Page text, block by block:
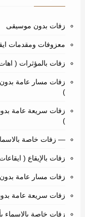
زفات بدون موسيقى
معزوفات ومقدمات
زفات بالمؤثرات (
زفات مسار عامة
)
زفات سريعة عامة
)
— زفات خاصة
زفات بالإيقاع (
زفات مسار عامة
زفات سريعة عامة
زفات خاصة بالاسماء